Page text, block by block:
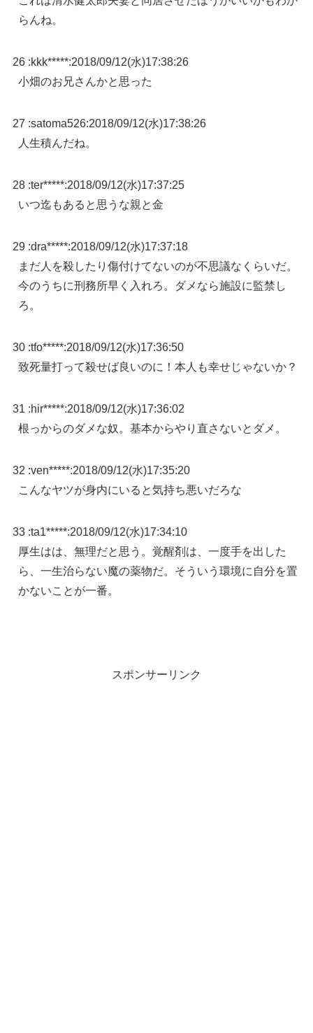
らんね。
26 :kkk*****:2018/09/12(水)17:38:26
小畑のお兄さんかと思った
27 :satoma526:2018/09/12(水)17:38:26
人生積んだね。
28 :ter*****:2018/09/12(水)17:37:25
いつ迄もあると思うな親と金
29 :dra*****:2018/09/12(水)17:37:18
まだ人を殺したり傷付けてないのが不思議なくらいだ。
今のうちに刑務所早く入れろ。ダメなら施設に監禁し
ろ。
30 :tfo*****:2018/09/12(水)17:36:50
致死量打って殺せば良いのに！本人も幸せじゃないか？
31 :hir*****:2018/09/12(水)17:36:02
根っからのダメな奴。基本からやり直さないとダメ。
32 :ven*****:2018/09/12(水)17:35:20
こんなヤツが身内にいると気持ち悪いだろな
33 :ta1*****:2018/09/12(水)17:34:10
厚生はは、無理だと思う。覚醒剤は、一度手を出した
ら、一生治らない魔の薬物だ。そういう環境に自分を置
かないことが一番。
スポンサーリンク